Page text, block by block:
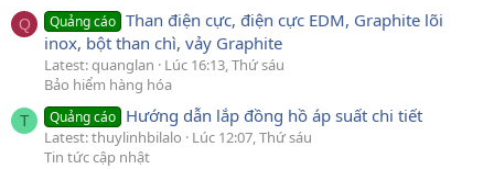
Q Quảng cáo Than điện cực, điện cực EDM, Graphite lõi
inox, bột than chì, vảy Graphite
Latest: quanglan
Lúc 16:13, Thứ sáu
Bảo hiểm hàng hóa
T Quảng cáo Hướng dẫn lắp đồng hồ áp suất chi tiết
Latest: thuylinhbilalo
Lúc 12:07, Thứ sáu
Tin tức cập nhật